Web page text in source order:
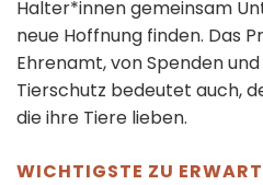
Halter*innen gemeinsam
neue Hoffnung finden. Das
Ehrenamt, von Spenden
Tierschutz bedeutet auch,
die ihre Tiere lieben.
WICHTIGSTE ZU